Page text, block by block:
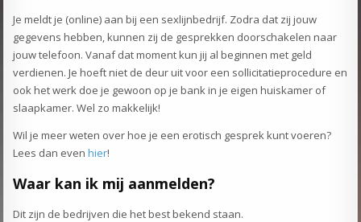
Je meldt je (online) aan bij een sexlijnbedrijf. Zodra dat zij jouw
gegevens hebben, kunnen zij de gesprekken doorschakelen naar
jouw telefoon. Vanaf dat moment kun jij al beginnen met geld
verdienen. Je hoeft niet de deur uit voor een sollicitatieprocedure en
ook het werk doe je gewoon op je bank in je eigen huiskamer of
slaapkamer. Wel zo makkelijk!
Wil je meer weten over hoe je een erotisch gesprek kunt voeren?
Lees dan evenhier!
Waar kan ik mij aanmelden?
Dit zijn de bedrijven die het best bekend staan.